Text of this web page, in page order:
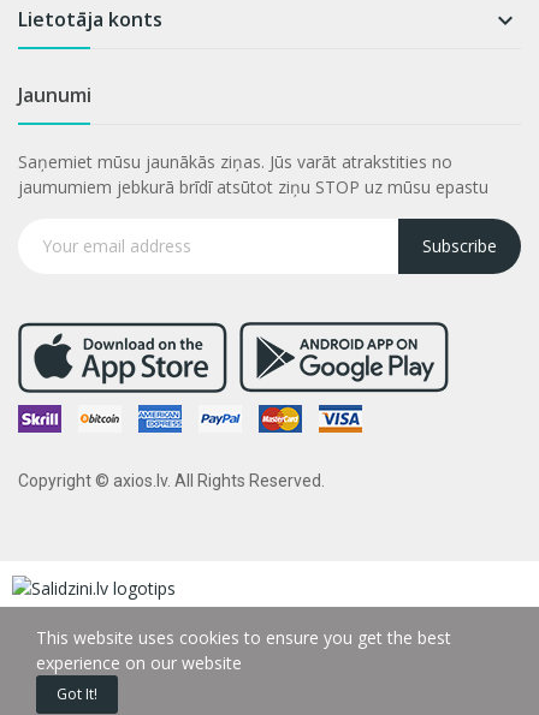
Lietotāja konts 
Jaunumi
Saņemiet mūsu jaunākās ziņas. Jūs varāt atrakstities no
jaumumiem jebkurā brīdī atsūtot ziņu STOP uz mūsu epastu
Subscribe
Copyright © axios.lv. All Rights Reserved.
This website uses cookies to ensure you get the best
experience on our website
Got It!